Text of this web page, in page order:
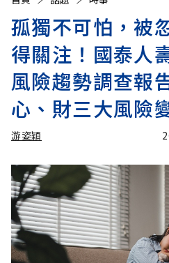
孤獨不可怕，被
得關注！國泰人
風險趨勢調查報
心、財三大風險
游姿穎